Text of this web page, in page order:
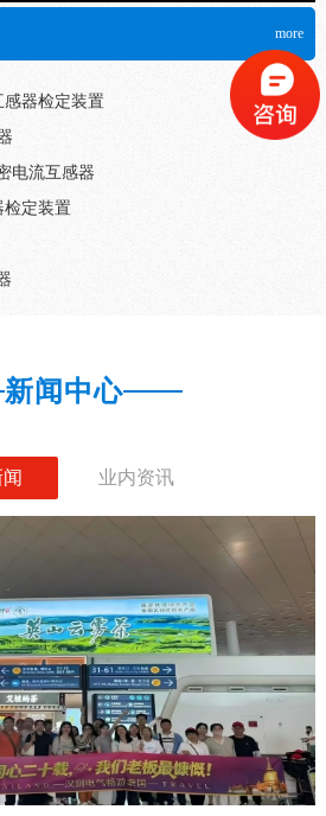
more
感器检定装置
电流互感器
检定装置
电压互感器
新闻中心
业内资讯